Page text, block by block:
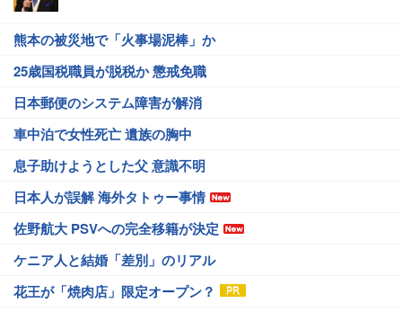
熊本の被災地で「火事場泥棒」か
25歳国税職員が脱税か 懲戒免職
日本郵便のシステム障害が解消
車中泊で女性死亡 遺族の胸中
息子助けようとした父 意識不明
日本人が誤解 海外タトゥー事情
佐野航大 PSVへの完全移籍が決定
ケニア人と結婚「差別」のリアル
花王が「焼肉店」限定オープン？